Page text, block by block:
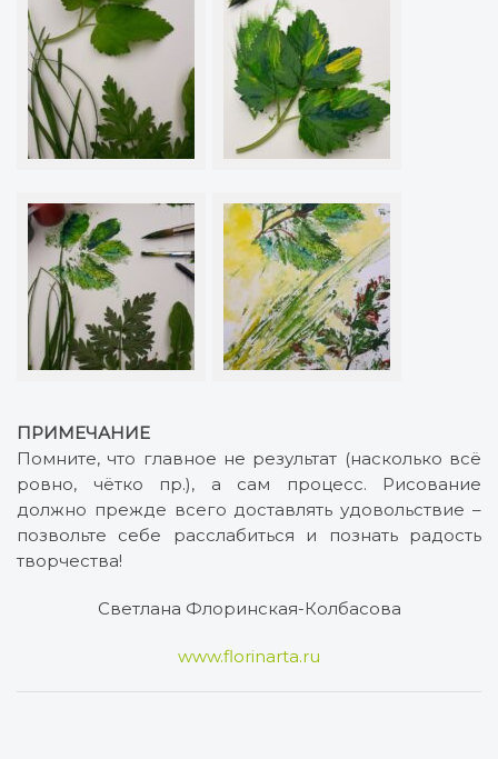
ПРИМЕЧАНИЕ
Помните, что главное не результат (насколько всё
ровно, чётко пр.), а сам процесс. Рисование
должно прежде всего доставлять удовольствие –
позвольте себе расслабиться и познать радость
творчества!
Светлана Флоринская-Колбасова
www.florinarta.ru